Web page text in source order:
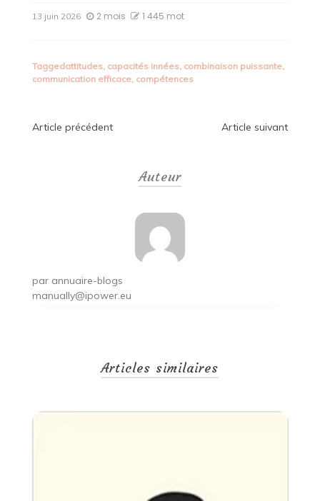
13 juin 2026 2 mois 1 445 mot
Taggedattitudes, capacités innées, combinaison puissante,
communication efficace, compétences
Navigation
Article précédent Article suivant
Auteur
par annuaire-blogs
manually@ipower.eu
Articles similaires